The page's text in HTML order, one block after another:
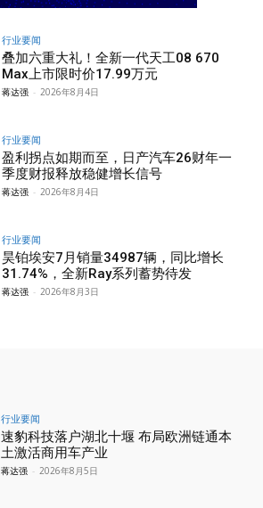
行业要闻
叠加六重大礼！全新一代天工08 670
Max上市限时价17.99万元
蒋达强 - 2026年8月4日
行业要闻
盈利拐点如期而至，日产汽车26财年一
季度财报释放稳健增长信号
蒋达强 - 2026年8月4日
行业要闻
昊铂埃安7月销量34987辆，同比增长
31.74%，全新Ray系列蓄势待发
蒋达强 - 2026年8月3日
行业要闻
速豹科技落户湖北十堰 布局欧洲链通本
土激活商用车产业
蒋达强 - 2026年8月5日